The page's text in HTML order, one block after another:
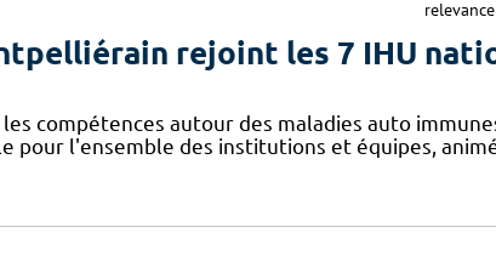
rejoint les 7 IHU
compétences autour des maladies auto
pour l'ensemble des institutions et équipes,